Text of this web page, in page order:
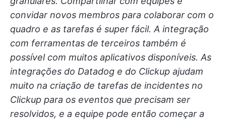
convidar novos membros para colaborar com o
quadro e as tarefas é super fácil. A integração
com ferramentas de terceiros também é
possível com muitos aplicativos disponíveis. As
integrações do Datadog e do Clickup ajudam
muito na criação de tarefas de incidentes no
Clickup para os eventos que precisam ser
resolvidos, e a equipe pode então começar a